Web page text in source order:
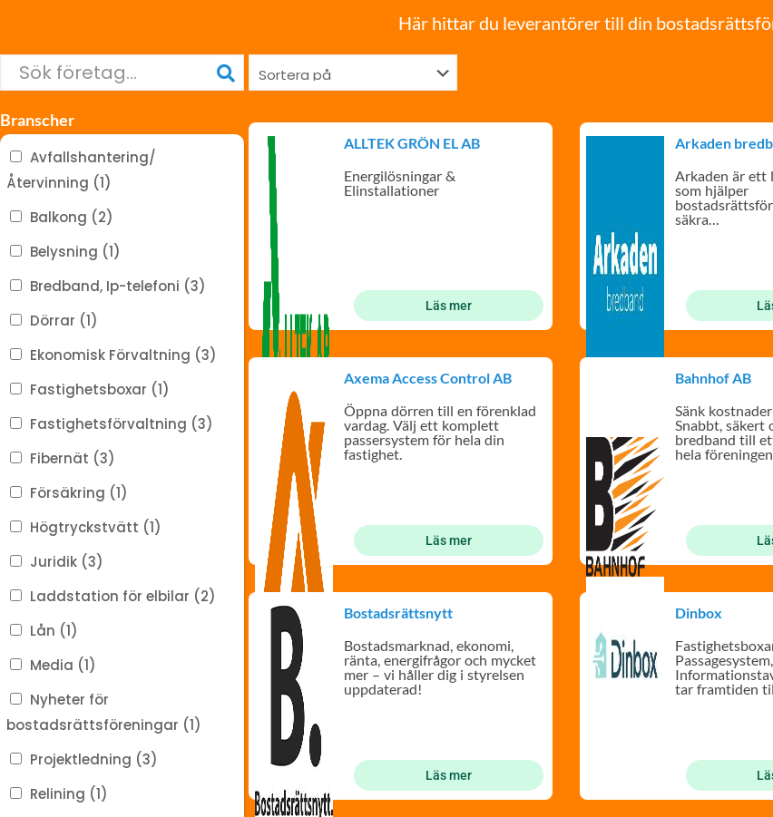
Här hittar du leverantörer till din
Branscher
Avfallshantering/
Återvinning (1)
Balkong (2)
Belysning (1)
Bredband, Ip-telefoni (3)
Dörrar (1)
Ekonomisk Förvaltning (3)
Fastighetsboxar (1)
Fastighetsförvaltning (3)
Fibernät (3)
Försäkring (1)
Högtryckstvätt (1)
Juridik (3)
Laddstation för elbilar (2)
Lån (1)
Media (1)
Nyheter för
bostadsrättsföreningar (1)
Projektledning (3)
Relining (1)
ALLTEK GRÖN EL AB
Energilösningar &
Elinstallationer
Läs mer
Arkaden
Arkaden är ett
som hjälper
säkra
Axema Access Control AB
Öppna dörren till en förenklad
vardag. Välj ett komplett
passersystem för hela din
fastighet.
Läs mer
Bahnhof AB
Sänk
Snabbt, säkert
bredband till
hela
Bostadsrättsnytt
Bostadsmarknad, ekonomi,
ränta, energifrågor och mycket
mer – vi håller dig i styrelsen
uppdaterad!
Läs mer
Dinbox
tar framtiden